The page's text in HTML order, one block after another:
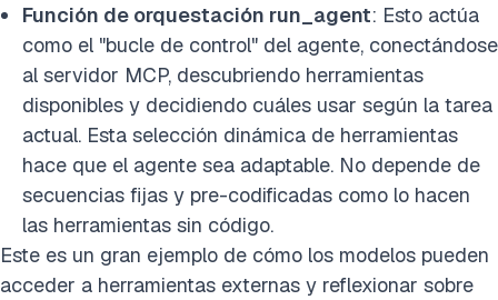
Función de orquestación run_agent: Esto actúa
como el "bucle de control" del agente, conectándose
al servidor MCP, descubriendo herramientas
disponibles y decidiendo cuáles usar según la tarea
actual. Esta selección dinámica de herramientas
hace que el agente sea adaptable. No depende de
secuencias fijas y pre-codificadas como lo hacen
las herramientas sin código.
Este es un gran ejemplo de cómo los modelos pueden
acceder a herramientas externas y reflexionar sobre